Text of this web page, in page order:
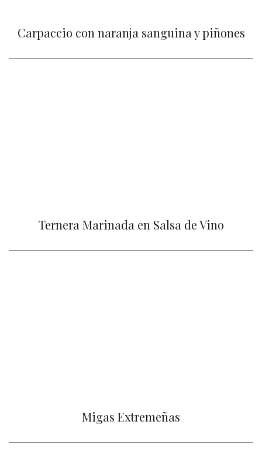
Carpaccio con naranja sanguina y piñones
Ternera Marinada en Salsa de Vino
Migas Extremeñas